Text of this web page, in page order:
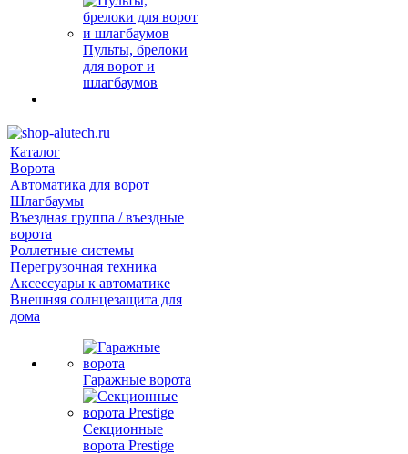
Пульты, брелоки
для ворот и
шлагбаумов
Каталог
Ворота
Автоматика для ворот
Шлагбаумы
Въездная группа / въездные
ворота
Роллетные системы
Перегрузочная техника
Аксессуары к автоматике
Внешняя солнцезащита для
дома
Гаражные ворота
Секционные
ворота Prestige